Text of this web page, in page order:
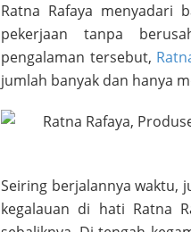
Ratna Rafaya menyadari
pekerjaan tanpa
pengalaman tersebut,
jumlah banyak dan hanya
Seiring berjalannya waktu,
kegalauan di hati Ratna